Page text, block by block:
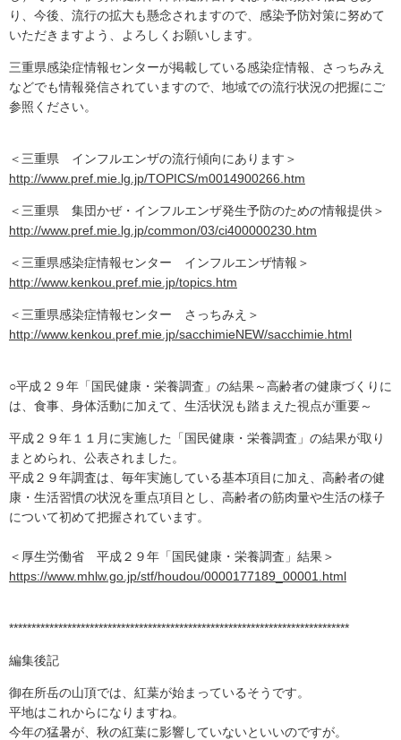
り、今後、流行の拡大も懸念されますので、感染予防対策に努めて
いただきますよう、よろしくお願いします。
三重県感染症情報センターが掲載している感染症情報、さっちみえ
などでも情報発信されていますので、地域での流行状況の把握にご
参照ください。
＜三重県 インフルエンザの流行傾向にあります＞
http://www.pref.mie.lg.jp/TOPICS/m0014900266.htm
＜三重県 集団かぜ・インフルエンザ発生予防のための情報提供＞
http://www.pref.mie.lg.jp/common/03/ci400000230.htm
＜三重県感染症情報センター インフルエンザ情報＞
http://www.kenkou.pref.mie.jp/topics.htm
＜三重県感染症情報センター さっちみえ＞
http://www.kenkou.pref.mie.jp/sacchimieNEW/sacchimie.html
○平成２９年「国民健康・栄養調査」の結果～高齢者の健康づくりに
は、食事、身体活動に加えて、生活状況も踏まえた視点が重要～
平成２９年１１月に実施した「国民健康・栄養調査」の結果が取り
まとめられ、公表されました。
平成２９年調査は、毎年実施している基本項目に加え、高齢者の健
康・生活習慣の状況を重点項目とし、高齢者の筋肉量や生活の様子
について初めて把握されています。
＜厚生労働省 平成２９年「国民健康・栄養調査」結果＞
https://www.mhlw.go.jp/stf/houdou/0000177189_00001.html
****************************************************************************
編集後記
御在所岳の山頂では、紅葉が始まっているそうです。
平地はこれからになりますね。
今年の猛暑が、秋の紅葉に影響していないといいのですが。